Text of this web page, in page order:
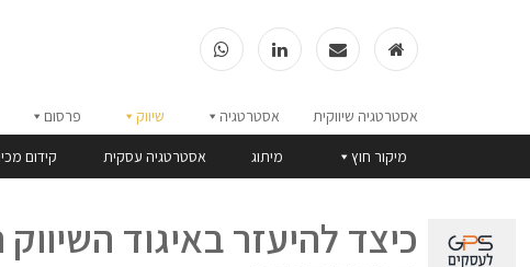
אסטרטגיה שיווקית אסטרטגיה שיווק פרסום
מיקור חוץ מיתוג אסטרטגיה עסקית קידום
כיצד להיעזר באיגוד השיווק